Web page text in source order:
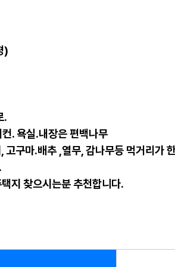
)
.
. 욕실.내장은 편백나무
고구마.배추 ,열무, 감나무등 먹거리가
지 찾으시는분 추천합니다.